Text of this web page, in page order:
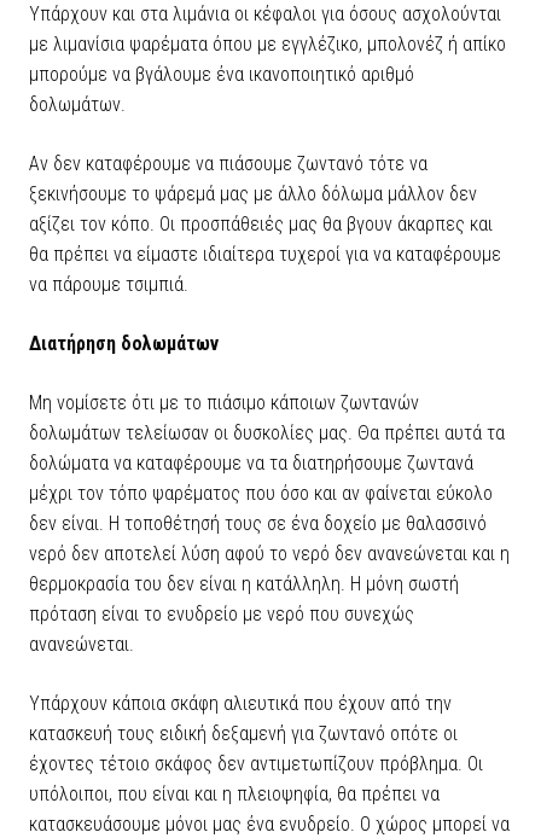
Υπάρχουν και στα λιμάνια οι κέφαλοι για όσους ασχολούνται
με λιμανίσια ψαρέματα όπου με εγγλέζικο, μπολονέζ ή απίκο
μπορούμε να βγάλουμε ένα ικανοποιητικό αριθμό
δολωμάτων.
Αν δεν καταφέρουμε να πιάσουμε ζωντανό τότε να
ξεκινήσουμε το ψάρεμά μας με άλλο δόλωμα μάλλον δεν
αξίζει τον κόπο. Οι προσπάθειές μας θα βγουν άκαρπες και
θα πρέπει να είμαστε ιδιαίτερα τυχεροί για να καταφέρουμε
να πάρουμε τσιμπιά.
Διατήρηση δολωμάτων
Μη νομίσετε ότι με το πιάσιμο κάποιων ζωντανών
δολωμάτων τελείωσαν οι δυσκολίες μας. Θα πρέπει αυτά τα
δολώματα να καταφέρουμε να τα διατηρήσουμε ζωντανά
μέχρι τον τόπο ψαρέματος που όσο και αν φαίνεται εύκολο
δεν είναι. Η τοποθέτησή τους σε ένα δοχείο με θαλασσινό
νερό δεν αποτελεί λύση αφού το νερό δεν ανανεώνεται και η
θερμοκρασία του δεν είναι η κατάλληλη. Η μόνη σωστή
πρόταση είναι το ενυδρείο με νερό που συνεχώς
ανανεώνεται.
Υπάρχουν κάποια σκάφη αλιευτικά που έχουν από την
κατασκευή τους ειδική δεξαμενή για ζωντανό οπότε οι
έχοντες τέτοιο σκάφος δεν αντιμετωπίζουν πρόβλημα. Οι
υπόλοιποι, που είναι και η πλειοψηφία, θα πρέπει να
κατασκευάσουμε μόνοι μας ένα ενυδρείο. Ο χώρος μπορεί να